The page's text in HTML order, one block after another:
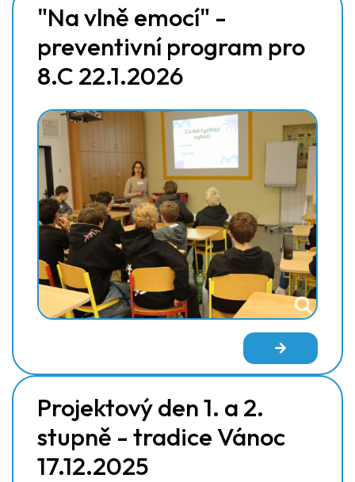
"Na vlně emocí" -
preventivní program pro
8.C 22.1.2026
Projektový den 1. a 2.
stupně - tradice Vánoc
17.12.2025